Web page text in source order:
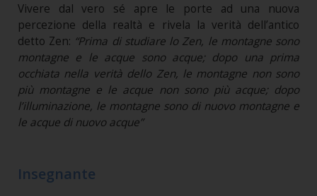
Vivere dal vero sé apre le porte ad una nuova
percezione della realtà e rivela la verità dell’antico
detto Zen: “Prima di studiare lo Zen, le montagne sono
montagne e le acque sono acque; dopo una prima
occhiata nella verità dello Zen, le montagne non sono
più montagne e le acque non sono più acque; dopo
l’illuminazione, le montagne sono di nuovo montagne e
le acque di nuovo acque”
Insegnante